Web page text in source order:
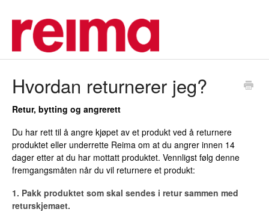
Hvordan returnerer jeg?
Retur, bytting og angrerett
Du har rett til å angre kjøpet av et produkt ved å returnere
produktet eller underrette Reima om at du angrer innen 14
dager etter at du har mottatt produktet. Vennligst følg denne
fremgangsmåten når du vil returnere et produkt:
1. Pakk produktet som skal sendes i retur sammen med
returskjemaet.